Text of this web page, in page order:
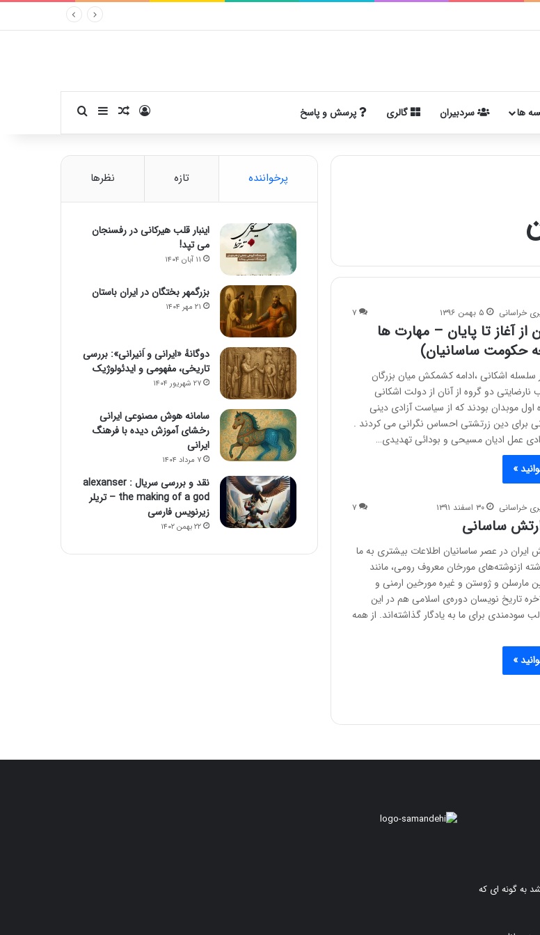
ها سردبیران گالری پرسش و پاسخ ورودنوشته تصادفی
سایدبارجستجو برای
خراسانی ۵ بهمن ۱۳۹۶ ۷
از آغاز تا پایان – مهارت ها
حکومت ساسانیان)
سلسله اشکانی ،ادامه کشمکش میان بزرگان
دو گروه از آنان از دولت اشکانی
اول موبدان بودند که از سیاست آزادی دینی
برای دین زرتشتی احساس نگرانی می کردند .
عمل ادیان مسیحی و بودائی تهدیدی…
»
خراسانی ۳۰ اسفند ۱۳۹۱ ۷
ساسانی
ایران در عصر ساسانیان اطلاعات بیشتری به ما
ازنوشته‌های مورخان معروف رومی، مانند
مارسلن و ژوستن و غیره مورخین ارمنی و
تاریخ نویسان دوره‌ی اسلامی هم در این
سودمندی برای ما به یادگار گذاشته‌اند. از همه
»
پرخواننده تازه نظرها
اینبار قلب هیرکانی در رفسنجان
می تپد!
۱۱ آبان ۱۴۰۴
بزرگمهر بختگان در ایران باستان
۲۱ مهر ۱۴۰۴
دوگانهٔ «ایرانی و اَنیرانی»: بررسی
تاریخی، مفهومی و ایدئولوژیک
۲۷ شهریور ۱۴۰۴
سامانه هوش مصنوعی ایرانی
رخشای آموزش دیده با فرهنگ
ایرانی
۷ مرداد ۱۴۰۴
نقد و بررسی سریال alexanser :
the making of a god – تریلر
زیرنویس فارسی
۲۲ بهمن ۱۴۰۲
به گونه ای که